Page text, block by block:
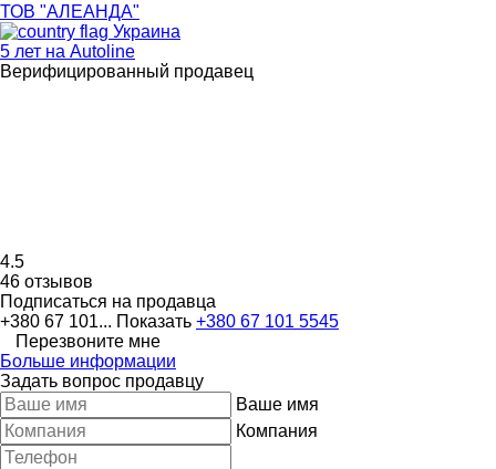
ТОВ "АЛЕАНДА"
Украина
5 лет на Autoline
Верифицированный продавец
4.5
46 отзывов
Подписаться на продавца
+380 67 101... Показать +380 67 101 5545
Перезвоните мне
Больше информации
Задать вопрос продавцу
Ваше имя
Компания